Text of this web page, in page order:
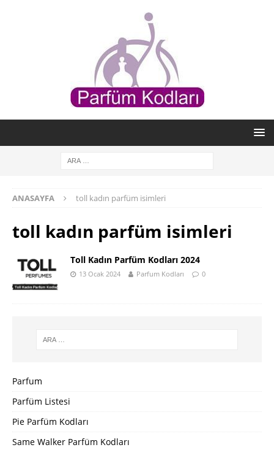
ANASAYFA toll kadın parfüm isimleri
toll kadın parfüm isimleri
Toll Kadın Parfüm Kodları 2024
13 Ocak 2024 Parfum Kodları 0
Parfum
Parfüm Listesi
Pie Parfüm Kodları
Same Walker Parfüm Kodları